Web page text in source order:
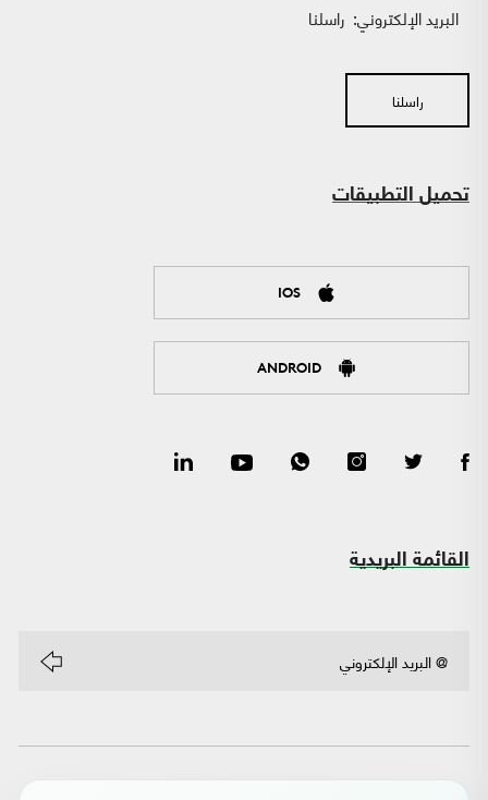
البريد الإلكتروني: راسلنا
راسلنا
تحميل التطبيقات
IOS
ANDROID
القائمة البريدية